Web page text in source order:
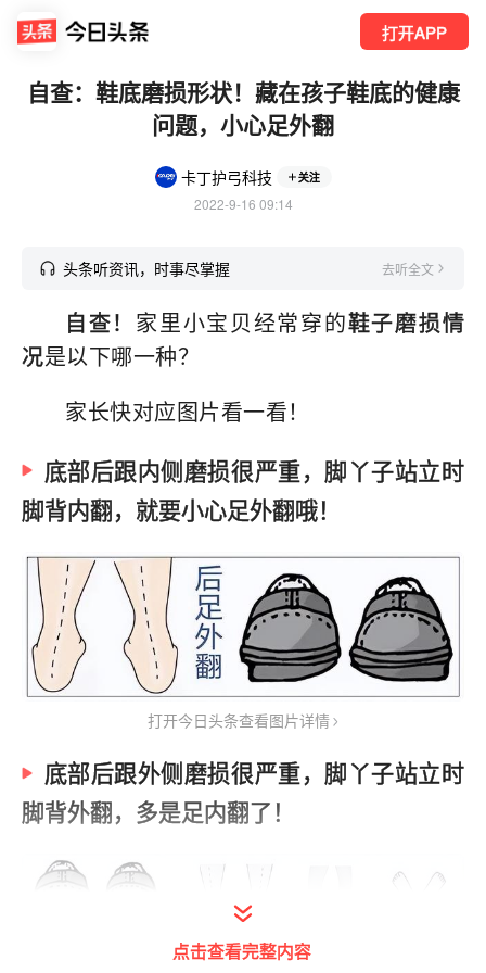
打开APP
自查：鞋底磨损形状！藏在孩子鞋底的健康
问题，小心足外翻
卡丁护弓科技 关注
2022-9-16 09:14
头条听资讯，时事尽掌握 去听全文
自查！ 家里小宝贝经常穿的鞋子磨损情
况是以下哪一种？
家长快对应图片看一看！
底部后跟内侧磨损很严重，脚丫子站立时
脚背内翻，就要小心足外翻哦！
打开今日头条查看图片详情
底部后跟外侧磨损很严重，脚丫子站立时
脚背外翻，多是足内翻了！
打开今日头条查看图片详情
点击查看完整内容